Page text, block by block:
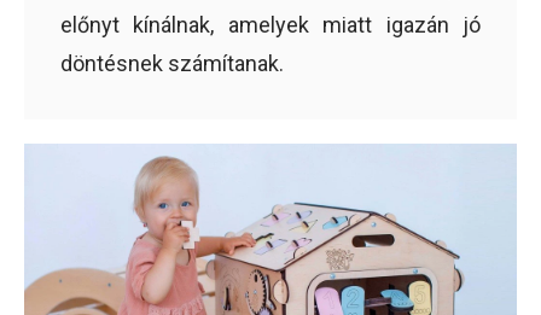
előnyt kínálnak, amelyek miatt igazán jó
döntésnek számítanak.